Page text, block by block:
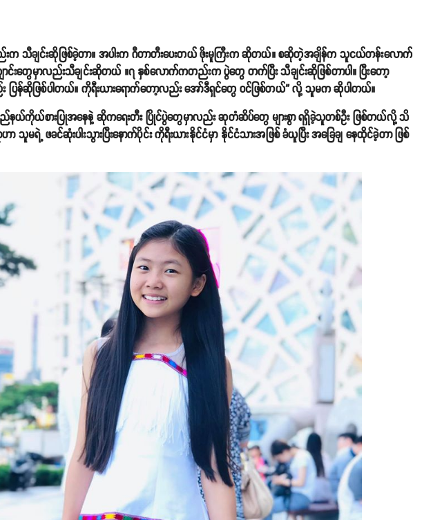
သီချင်းဆိုဖြစ်ခဲ့တာ။ အပါးက ဂီတာတီးပေးတယ် ဖိုးမူကြီးက ဆိုတယ်။ စဆိုတဲ့အချိန်က သူငယ်တန်းလောက်
းတွေမှာလည်းသီချင်းဆိုတယ် ။၇ နှစ်လောက်ကတည်းက ပွဲတွေ တက်ပြီး သီချင်းဆိုဖြစ်တာပါ။ ပြီးတော့
ပြန်ဆိုဖြစ်ပါတယ်။ ကိုရီးယားရောက်တော့လည်း အော်ဒီရှင်တွေ ဝင်ဖြစ်တယ်” လို့ သူမက ဆိုပါတယ်။
နယ်ကိုယ်စားပြုအနေနဲ့ ဆိုကရေးတီး ပြိုင်ပွဲတွေမှာလည်း ဆုတံဆိပ်တွေ များစွာ ရရှိခဲ့သူတစ်ဦး ဖြစ်တယ်လို့ သိ
သူမရဲ့ ဖခင်ဆုံးပါးသွားပြီးနောက်ပိုင်း ကိုရီးယားနိုင်ငံမှာ နိုင်ငံသားအဖြစ် ခံယူပြီး အခြေချ နေထိုင်ခဲ့တာ ဖြစ်